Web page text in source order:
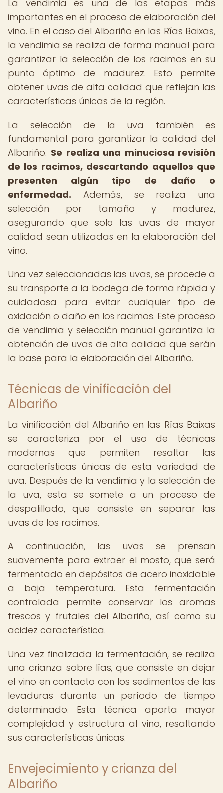
La vendimia es una de las etapas más
importantes en el proceso de elaboración del
vino. En el caso del Albariño en las Rías Baixas,
la vendimia se realiza de forma manual para
garantizar la selección de los racimos en su
punto óptimo de madurez. Esto permite
obtener uvas de alta calidad que reflejan las
características únicas de la región.
La selección de la uva también es
fundamental para garantizar la calidad del
Albariño. Se realiza una minuciosa revisión
de los racimos, descartando aquellos que
presenten algún tipo de daño o
enfermedad. Además, se realiza una
selección por tamaño y madurez,
asegurando que solo las uvas de mayor
calidad sean utilizadas en la elaboración del
vino.
Una vez seleccionadas las uvas, se procede a
su transporte a la bodega de forma rápida y
cuidadosa para evitar cualquier tipo de
oxidación o daño en los racimos. Este proceso
de vendimia y selección manual garantiza la
obtención de uvas de alta calidad que serán
la base para la elaboración del Albariño.
Técnicas de vinificación del
Albariño
La vinificación del Albariño en las Rías Baixas
se caracteriza por el uso de técnicas
modernas que permiten resaltar las
características únicas de esta variedad de
uva. Después de la vendimia y la selección de
la uva, esta se somete a un proceso de
despalillado, que consiste en separar las
uvas de los racimos.
A continuación, las uvas se prensan
suavemente para extraer el mosto, que será
fermentado en depósitos de acero inoxidable
a baja temperatura. Esta fermentación
controlada permite conservar los aromas
frescos y frutales del Albariño, así como su
acidez característica.
Una vez finalizada la fermentación, se realiza
una crianza sobre lías, que consiste en dejar
el vino en contacto con los sedimentos de las
levaduras durante un período de tiempo
determinado. Esta técnica aporta mayor
complejidad y estructura al vino, resaltando
sus características únicas.
Envejecimiento y crianza del
Albariño